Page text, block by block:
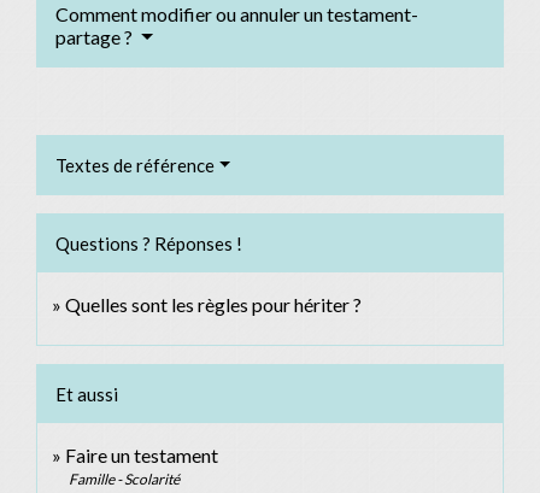
Comment modifier ou annuler un testament-
partage ?
Textes de référence
Questions ? Réponses !
Quelles sont les règles pour hériter ?
Et aussi
Faire un testament
Famille - Scolarité